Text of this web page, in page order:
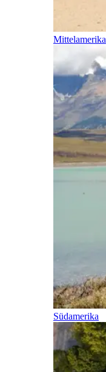
Mittelamerika
Südamerika